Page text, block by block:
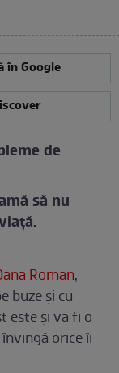
în Google
de
să nu
Roman,
buze și cu
este și va fi o
orice îi